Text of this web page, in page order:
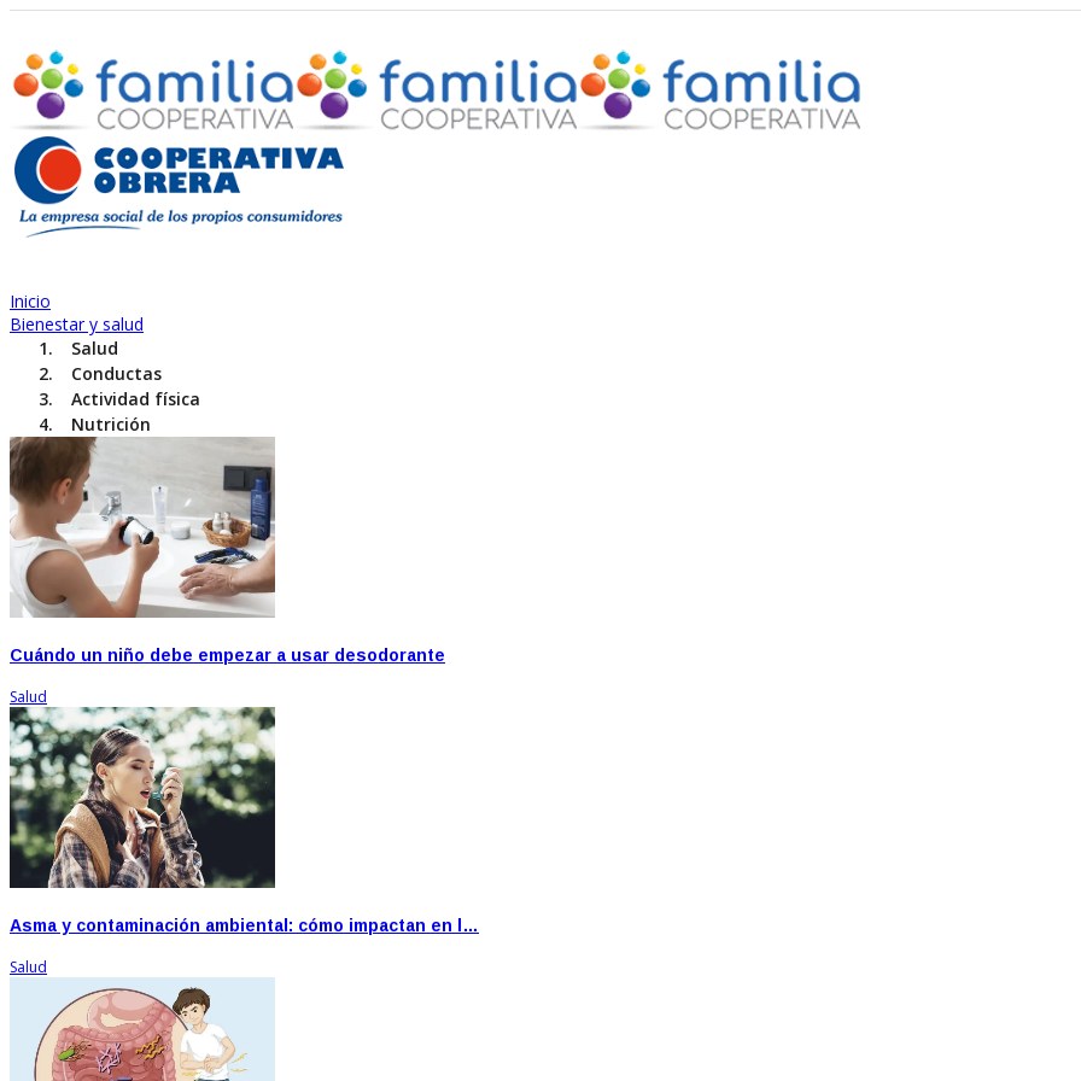
Inicio
Bienestar y salud
Salud
Conductas
Actividad física
Nutrición
Cuándo un niño debe empezar a usar desodorante
Salud
Asma y contaminación ambiental: cómo impactan en l…
Salud